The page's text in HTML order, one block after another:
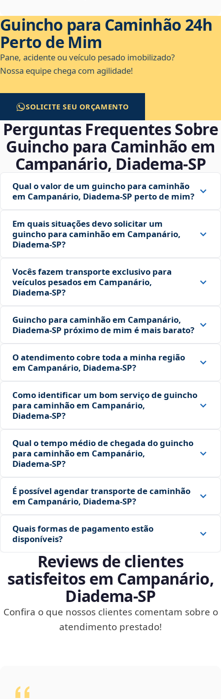
Guincho para Caminhão 24h
Perto de Mim
Pane, acidente ou veículo pesado imobilizado?
Nossa equipe chega com agilidade!
SOLICITE SEU ORÇAMENTO
Perguntas Frequentes Sobre
Guincho para Caminhão em
Campanário, Diadema‑SP
Qual o valor de um guincho para caminhão
em Campanário, Diadema‑SP perto de mim?
Em quais situações devo solicitar um
guincho para caminhão em Campanário,
Diadema‑SP?
Vocês fazem transporte exclusivo para
veículos pesados em Campanário,
Diadema‑SP?
Guincho para caminhão em Campanário,
Diadema‑SP próximo de mim é mais barato?
O atendimento cobre toda a minha região
em Campanário, Diadema‑SP?
Como identificar um bom serviço de guincho
para caminhão em Campanário,
Diadema‑SP?
Qual o tempo médio de chegada do guincho
para caminhão em Campanário,
Diadema‑SP?
É possível agendar transporte de caminhão
em Campanário, Diadema‑SP?
Quais formas de pagamento estão
disponíveis?
Reviews de clientes
satisfeitos em Campanário,
Diadema‑SP
Confira o que nossos clientes comentam sobre o
atendimento prestado!